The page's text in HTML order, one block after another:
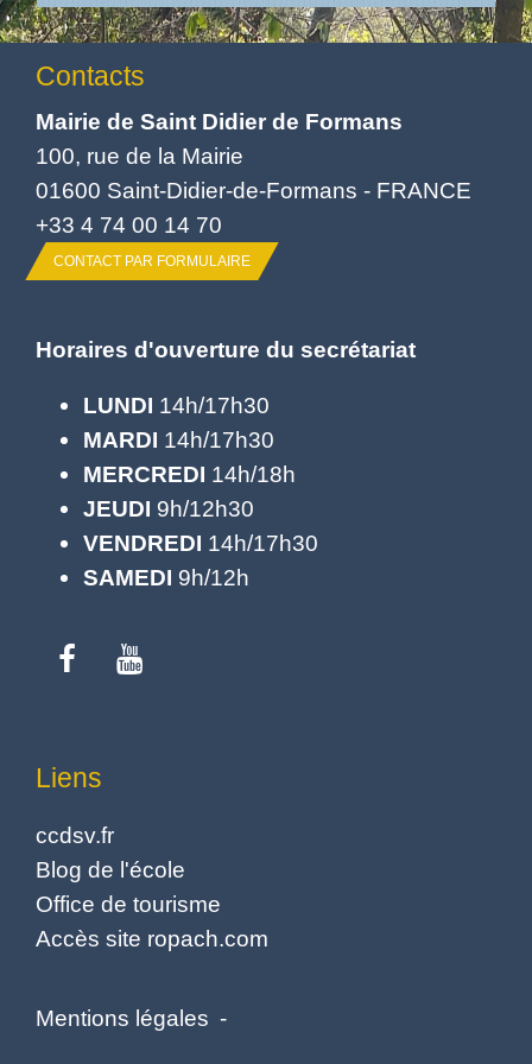
Contacts
Mairie de Saint Didier de Formans
100, rue de la Mairie
01600 Saint-Didier-de-Formans - FRANCE
+33 4 74 00 14 70
CONTACT PAR FORMULAIRE
Horaires d'ouverture du secrétariat
LUNDI 14h/17h30
MARDI 14h/17h30
MERCREDI 14h/18h
JEUDI 9h/12h30
VENDREDI 14h/17h30
SAMEDI 9h/12h
Liens
ccdsv.fr
Blog de l'école
Office de tourisme
Accès site ropach.com
Mentions légales -